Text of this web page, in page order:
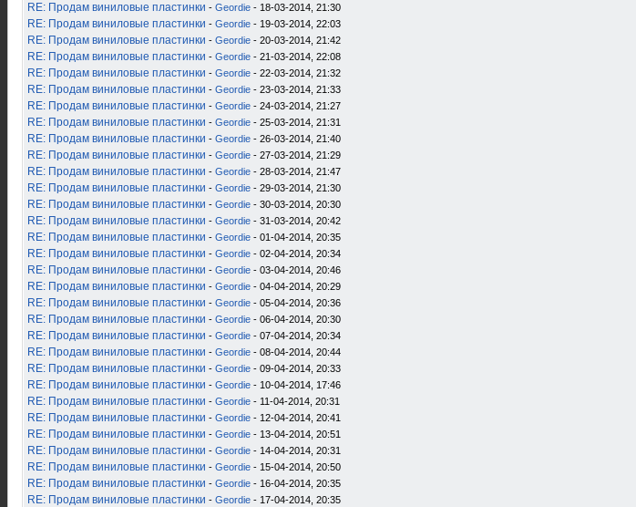
RE: Продам виниловые пластинки - Geordie - 18-03-2014, 21:30
RE: Продам виниловые пластинки - Geordie - 19-03-2014, 22:03
RE: Продам виниловые пластинки - Geordie - 20-03-2014, 21:42
RE: Продам виниловые пластинки - Geordie - 21-03-2014, 22:08
RE: Продам виниловые пластинки - Geordie - 22-03-2014, 21:32
RE: Продам виниловые пластинки - Geordie - 23-03-2014, 21:33
RE: Продам виниловые пластинки - Geordie - 24-03-2014, 21:27
RE: Продам виниловые пластинки - Geordie - 25-03-2014, 21:31
RE: Продам виниловые пластинки - Geordie - 26-03-2014, 21:40
RE: Продам виниловые пластинки - Geordie - 27-03-2014, 21:29
RE: Продам виниловые пластинки - Geordie - 28-03-2014, 21:47
RE: Продам виниловые пластинки - Geordie - 29-03-2014, 21:30
RE: Продам виниловые пластинки - Geordie - 30-03-2014, 20:30
RE: Продам виниловые пластинки - Geordie - 31-03-2014, 20:42
RE: Продам виниловые пластинки - Geordie - 01-04-2014, 20:35
RE: Продам виниловые пластинки - Geordie - 02-04-2014, 20:34
RE: Продам виниловые пластинки - Geordie - 03-04-2014, 20:46
RE: Продам виниловые пластинки - Geordie - 04-04-2014, 20:29
RE: Продам виниловые пластинки - Geordie - 05-04-2014, 20:36
RE: Продам виниловые пластинки - Geordie - 06-04-2014, 20:30
RE: Продам виниловые пластинки - Geordie - 07-04-2014, 20:34
RE: Продам виниловые пластинки - Geordie - 08-04-2014, 20:44
RE: Продам виниловые пластинки - Geordie - 09-04-2014, 20:33
RE: Продам виниловые пластинки - Geordie - 10-04-2014, 17:46
RE: Продам виниловые пластинки - Geordie - 11-04-2014, 20:31
RE: Продам виниловые пластинки - Geordie - 12-04-2014, 20:41
RE: Продам виниловые пластинки - Geordie - 13-04-2014, 20:51
RE: Продам виниловые пластинки - Geordie - 14-04-2014, 20:31
RE: Продам виниловые пластинки - Geordie - 15-04-2014, 20:50
RE: Продам виниловые пластинки - Geordie - 16-04-2014, 20:35
RE: Продам виниловые пластинки - Geordie - 17-04-2014, 20:35